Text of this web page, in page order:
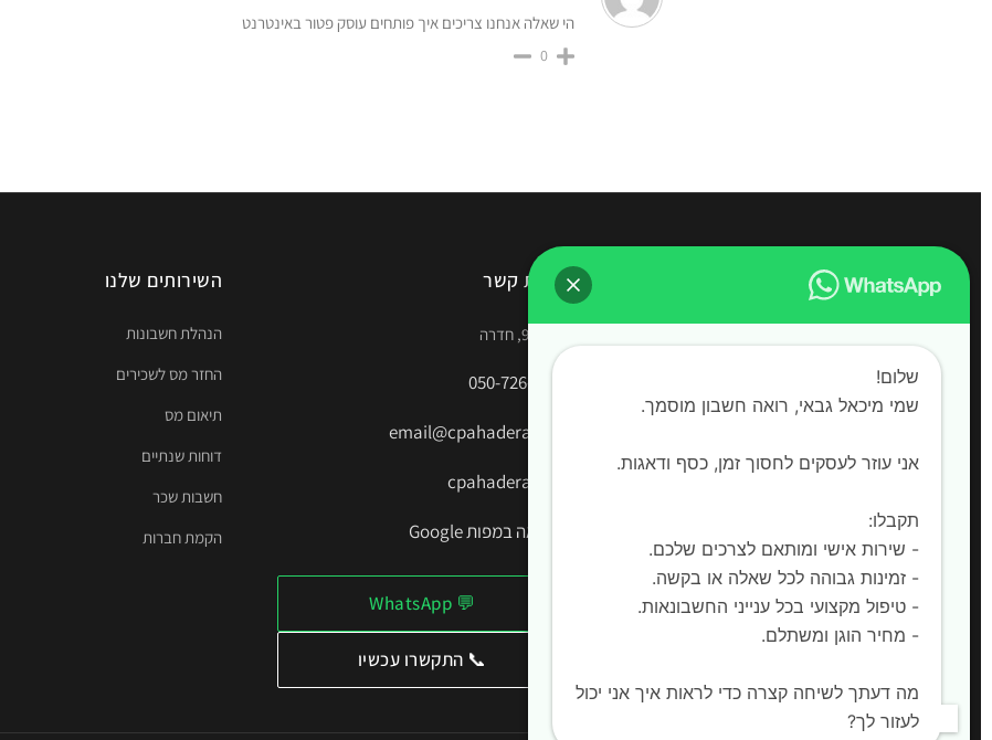
הי שאלה אנחנו צריכים איך פותחים עוסק פטור באינטרנט
0
משרד רואה חשבון מיכאל גבאי
שירותי רו"ח מקצועיים בחדרה | הנהלת חשבונות |
יצירת קשר
050-726-2528
email@cpahadera.co.il
cpahadera.co.il
📍 ראה במפות Google
💬 WhatsApp
📞 התקשרו עכשיו
השירותים שלנו
הנהלת חשבונות
החזר מס לשכירים
תיאום מס
דוחות שנתיים
חשבות שכר
הקמת חברות
שלום!
שמי מיכאל גבאי, רואה חשבון מוסמך. ‍
אני עוזר לעסקים לחסוך זמן, כסף ודאגות.
תקבלו:
- שירות אישי ומותאם לצרכים שלכם.
- זמינות גבוהה לכל שאלה או בקשה.
- טיפול מקצועי בכל ענייני החשבונאות.
- מחיר הוגן ומשתלם.
מה דעתך לשיחה קצרה כדי לראות איך אני יכול
לעזור לך?